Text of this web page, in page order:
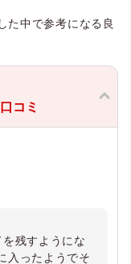
た中で参考になる良
コミ
残すようにな
入ったようでそ